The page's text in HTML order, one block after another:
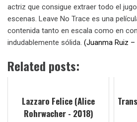
actriz que consigue extraer todo el
escenas. Leave No Trace es una
contenida tanto en escala como en
indudablemente sólida. (Juanma Ruiz –
Related posts:
Lazzaro Felice (Alice
Rohrwacher - 2018)